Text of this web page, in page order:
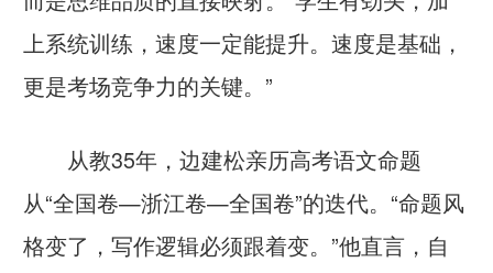
上系统训练，速度一定能提升。速度是基础，
更是考场竞争力的关键。”
从教35年，边建松亲历高考语文命题
从“全国卷—浙江卷—全国卷”的迭代。“命题风
格变了，写作逻辑必须跟着变。”他直言，自